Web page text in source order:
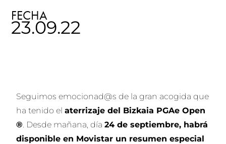
FECHA
23.09.22
Seguimos emocionad@s de la gran acogida que
ha tenido elaterrizaje del Bizkaia PGAe Open
® . Desde mañana, día24 de septiembre, habrá
disponible en Movistar un resumen especial